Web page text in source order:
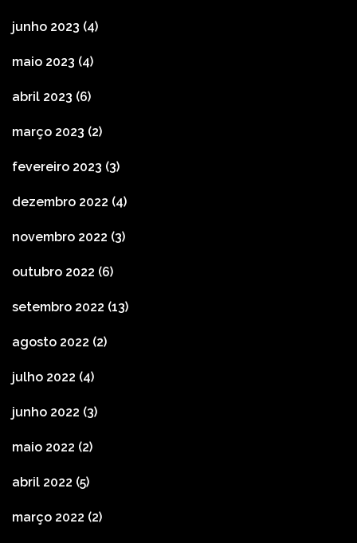
junho 2023 (4)
maio 2023 (4)
abril 2023 (6)
março 2023 (2)
fevereiro 2023 (3)
dezembro 2022 (4)
novembro 2022 (3)
outubro 2022 (6)
setembro 2022 (13)
agosto 2022 (2)
julho 2022 (4)
junho 2022 (3)
maio 2022 (2)
abril 2022 (5)
março 2022 (2)